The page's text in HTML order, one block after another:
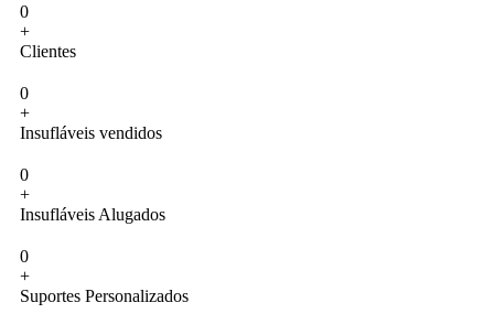
0
+
Clientes
0
+
Insufláveis vendidos
0
+
Insufláveis Alugados
0
+
Suportes Personalizados